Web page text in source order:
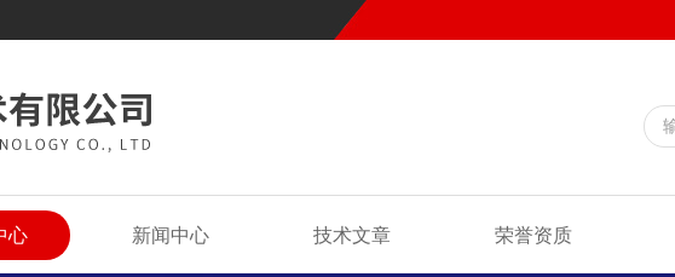
心 新闻中心 技术文章 荣誉资质